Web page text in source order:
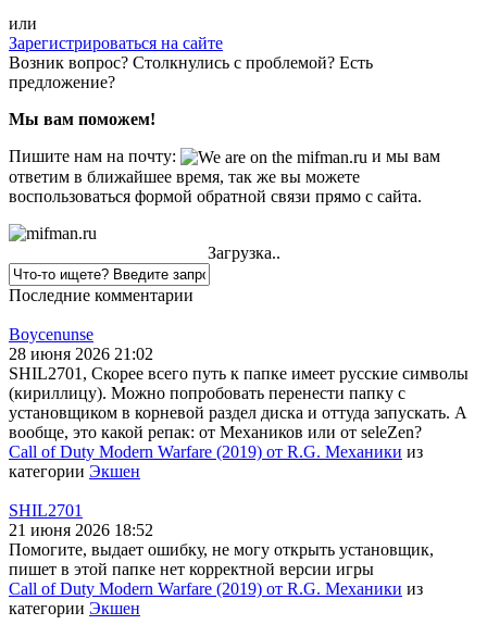
или
Зарегистрироваться на сайте
Возник вопрос? Столкнулись с проблемой? Есть
предложение?
Мы вам поможем!
Пишите нам на почту:
и мы вам
ответим в ближайшее время, так же вы можете
воспользоваться формой обратной связи прямо с сайта.
Загрузка..
Последние комментарии
Boycenunse
28 июня 2026 21:02
SHIL2701, Скорее всего путь к папке имеет русские символы
(кириллицу). Можно попробовать перенести папку с
установщиком в корневой раздел диска и оттуда запускать. А
вообще, это какой репак: от Механиков или от seleZen?
Call of Duty Modern Warfare (2019) от R.G. Механики из
категории Экшен
SHIL2701
21 июня 2026 18:52
Помогите, выдает ошибку, не могу открыть установщик,
пишет в этой папке нет корректной версии игры
Call of Duty Modern Warfare (2019) от R.G. Механики из
категории Экшен